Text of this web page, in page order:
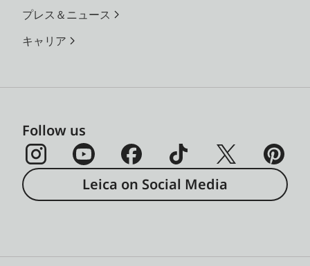
プレス＆ニュース
キャリア
Follow us
Leica on Social Media